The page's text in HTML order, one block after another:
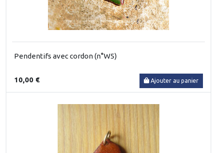
Pendentifs avec cordon (n°W5)
10,00 € Ajouter au panier